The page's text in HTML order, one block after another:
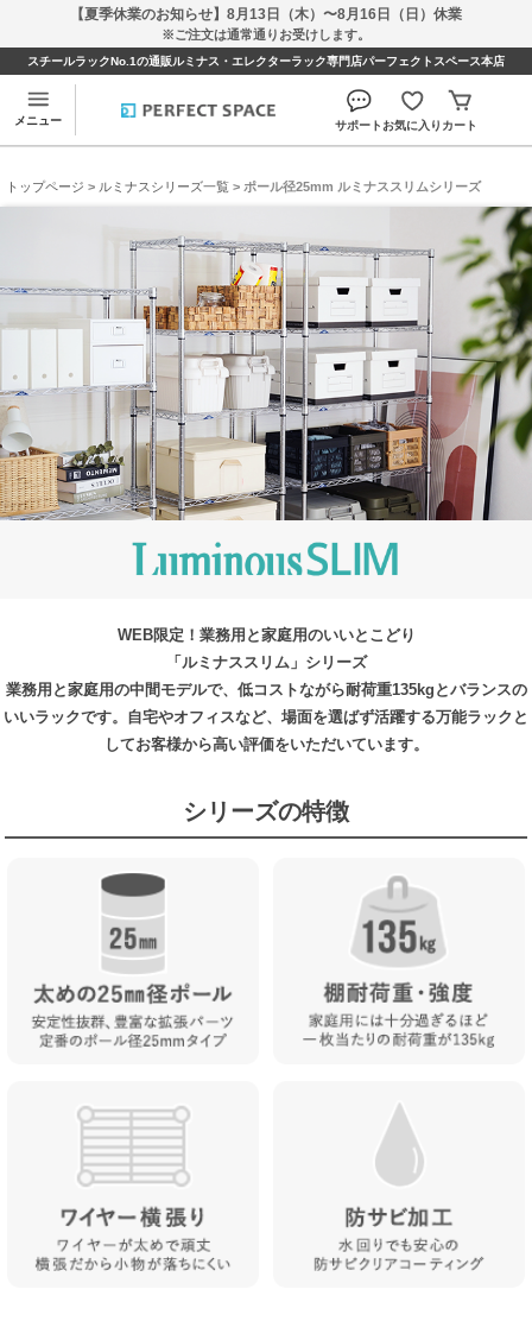
【夏季休業のお知らせ】8月13日（木）〜8月16日（日）休業
※ご注文は通常通りお受けします。
スチールラックNo.1の通販ルミナス・エレクターラック専門店パーフェクトスペース本店
メニュー サポートお気に入り カート
トップページ > ルミナスシリーズ一覧 > ポール径25mm ルミナススリムシリーズ
WEB限定！業務用と家庭用のいいとこどり
「ルミナススリム」シリーズ
業務用と家庭用の中間モデルで、低コストながら耐荷重135kgとバランスの
いいラックです。自宅やオフィスなど、場面を選ばず活躍する万能ラックと
してお客様から高い評価をいただいています。
シリーズの特徴